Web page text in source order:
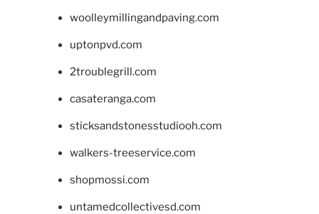
woolleymillingandpaving.com
uptonpvd.com
2troublegrill.com
casateranga.com
sticksandstonesstudiooh.com
walkers-treeservice.com
shopmossi.com
untamedcollectivesd.com